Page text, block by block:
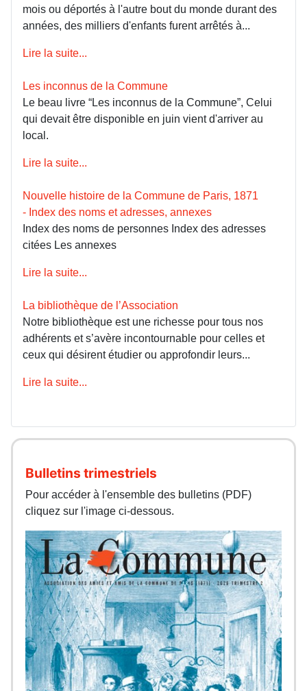
mois ou déportés à l'autre bout du monde durant des
années, des milliers d'enfants furent arrêtés à...
Lire la suite...
Les inconnus de la Commune
Le beau livre “Les inconnus de la Commune”, Celui
qui devait être disponible en juin vient d'arriver au
local.
Lire la suite...
Nouvelle histoire de la Commune de Paris, 1871
- Index des noms et adresses, annexes
Index des noms de personnes Index des adresses
citées Les annexes
Lire la suite...
La bibliothèque de l’Association
Notre bibliothèque est une richesse pour tous nos
adhérents et s’avère incontournable pour celles et
ceux qui désirent étudier ou approfondir leurs...
Lire la suite...
Bulletins trimestriels
Pour accéder à l'ensemble des bulletins (PDF)
cliquez sur l'image ci-dessous.